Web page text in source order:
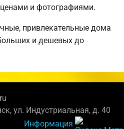
и фотографиями.
привлекательные дома
и дешевых до
ул. Индустриальная, д. 40
Информация